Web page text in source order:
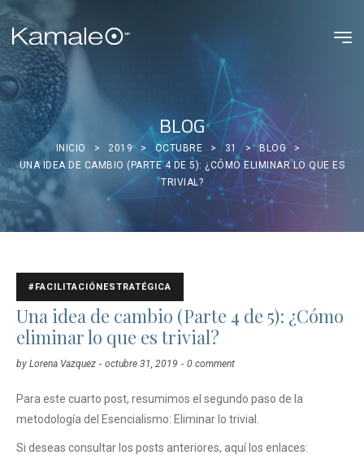
BLOG
INICIO > 2019 > OCTUBRE > 31 > BLOG
>
UNA IDEA DE CAMBIO (PARTE 4 DE 5): ¿CÓMO ELIMINAR LO QUE ES
TRIVIAL?
#FACILITACIÓNESTRATÉGICA
Una idea de cambio (Parte 4 de 5): ¿Cómo
eliminar lo que es trivial?
by Lorena Vazquez octubre 31, 2019 0 comment
Para este cuarto post, resumimos el segundo paso de la
metodología del Esencialismo: Eliminar lo trivial.
Si deseas consultar los posts anteriores, aquí los enlaces: